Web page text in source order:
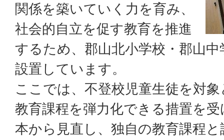
関係を築いていく力を育み、
社会的自立を促す教育を推進
するため、郡山北小学校・郡山
設置しています。
ここでは、不登校児童生徒を対
教育課程を弾力化できる措置を
本から見直し、独自の教育課程